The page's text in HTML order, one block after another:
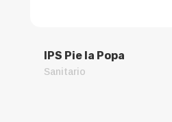
IPS Pie la Popa
Sanitario